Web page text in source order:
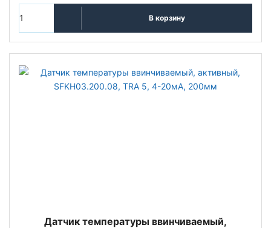
В корзину
Датчик температуры ввинчиваемый,